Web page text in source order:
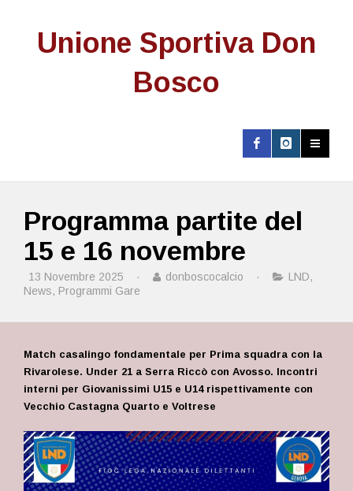
Unione Sportiva Don
Bosco
Programma partite del
15 e 16 novembre
13 Novembre 2025 · donboscocalcio · LND,
News, Programmi Gare
Match casalingo fondamentale per Prima squadra con la
Rivarolese. Under 21 a Serra Riccò con Avosso. Incontri
interni per Giovanissimi U15 e U14 rispettivamente con
Vecchio Castagna Quarto e Voltrese